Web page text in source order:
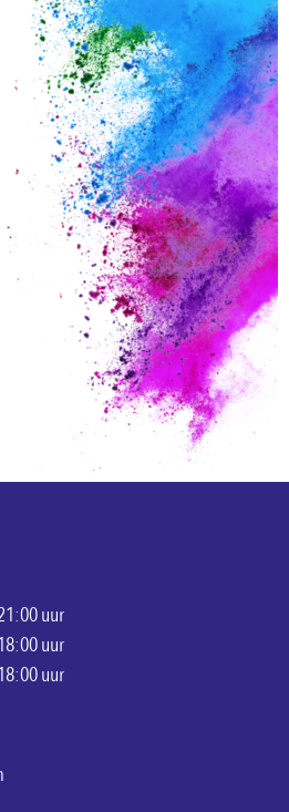
uur
uur
uur